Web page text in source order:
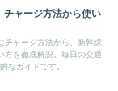
チャージ方法から使い
チャージ方法から、新幹線
方を徹底解説。毎日の交通
なガイドです。